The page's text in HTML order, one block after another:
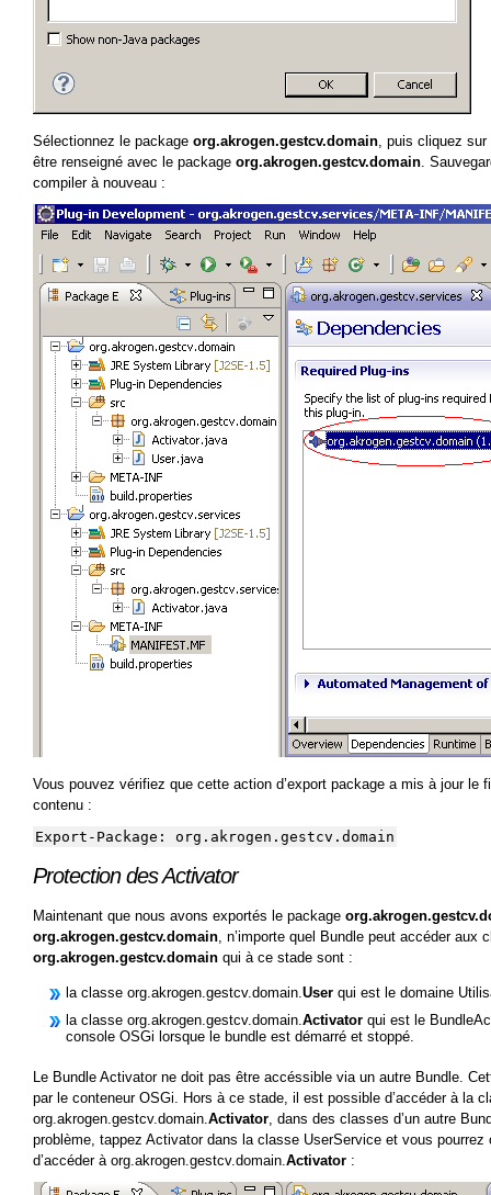
Sélectionnez le package org.akrogen.gestcv.domain, puis cliquez sur
être renseigné avec le package org.akrogen.gestcv.domain.
compiler à nouveau :
Vous pouvez vérifiez que cette action d’export package a mis à jour le
contenu :
Export-Package: org.akrogen.gestcv.domain
Protection des Activator
Maintenant que nous avons exportés le package
org.akrogen.gestcv.domain, n’importe quel Bundle peut accéder aux
org.akrogen.gestcv.domain qui à ce stade sont :
la classe org.akrogen.gestcv.domain.User qui est le domaine
la classe org.akrogen.gestcv.domain.Activator qui est le
console OSGi lorsque le bundle est démarré et stoppé.
Le Bundle Activator ne doit pas être accéssible via un autre Bundle.
par le conteneur OSGi. Hors à ce stade, il est possible d’accéder à la
org.akrogen.gestcv.domain.Activator, dans des classes d’un autre
problème, tappez Activator dans la classe UserService et vous pourrez
d’accéder à org.akrogen.gestcv.domain.Activator :